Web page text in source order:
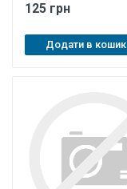
125 грн
Додати в кошик